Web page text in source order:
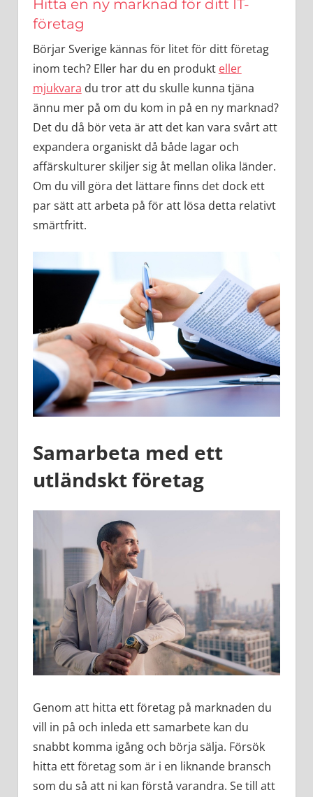
Hitta en ny marknad för ditt IT-
företag
Börjar Sverige kännas för litet för ditt företag
inom tech? Eller har du en produkt eller
mjukvara du tror att du skulle kunna tjäna
ännu mer på om du kom in på en ny marknad?
Det du då bör veta är att det kan vara svårt att
expandera organiskt då både lagar och
affärskulturer skiljer sig åt mellan olika länder.
Om du vill göra det lättare finns det dock ett
par sätt att arbeta på för att lösa detta relativt
smärtfritt.
Samarbeta med ett
utländskt företag
Genom att hitta ett företag på marknaden du
vill in på och inleda ett samarbete kan du
snabbt komma igång och börja sälja. Försök
hitta ett företag som är i en liknande bransch
som du så att ni kan förstå varandra. Se till att